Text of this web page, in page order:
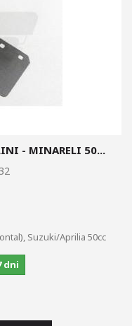
- MINARELI 50...
Suzuki/Aprilia 50cc
dni